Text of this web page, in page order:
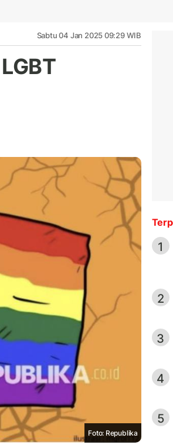
Sabtu 04 Jan 2025 09:29 WIB
Foto: Republika
1
2
3
4
5